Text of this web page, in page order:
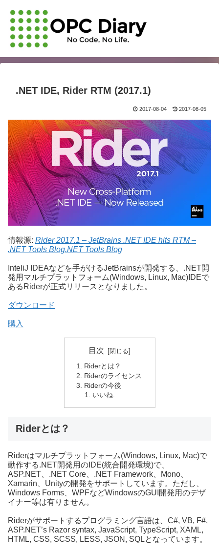
.NET IDE, Rider RTM (2017.1)
2017-08-04 2017-08-05
情報源: Rider 2017.1 – JetBrains .NET IDE hits RTM –
.NET Tools Blog.NET Tools Blog
InteliJ IDEAなどを手がけるJetBrainsが開発する、.NET開
発用マルチプラットフォーム(Windows, Linux, Mac)IDEで
あるRiderが正式リリースとなりました。
ダウンロード
購入
目次
Riderとは？
Riderのライセンス
Riderの今後
いいね:
Riderとは？
Riderはマルチプラットフォーム(Windows, Linux, Mac)で
動作する.NET開発用のIDE(統合開発環境)で、
ASP.NET、.NET Core、.NET Framework、Mono、
Xamarin、Unityの開発をサポートしています。ただし、
Windows Forms、WPFなどWindowsのGUI開発用のデザ
イナー等は有りません。
Riderがサポートするプログラミング言語は、C#, VB, F#,
ASP.NET’s Razor syntax, JavaScript, TypeScript, XAML,
HTML, CSS, SCSS, LESS, JSON, SQLとなっています。